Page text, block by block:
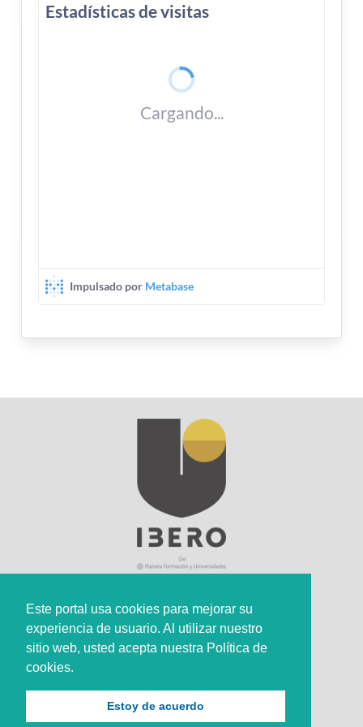
Este portal usa cookies para mejorar su
experiencia de usuario. Al utilizar nuestro
sitio web, usted acepta nuestra Política de
cookies.
Estoy de acuerdo
Sede Principal
Calle 67 #5-27; Bogotá, Colombia.